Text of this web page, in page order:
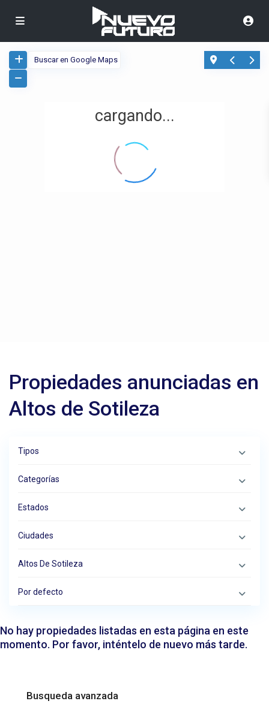
cargando...
Propiedades anunciadas en
Altos de Sotileza
Tipos
Categorías
Estados
Ciudades
Altos De Sotileza
Por defecto
No hay propiedades listadas en esta página en este
momento. Por favor, inténtelo de nuevo más tarde.
Busqueda avanzada